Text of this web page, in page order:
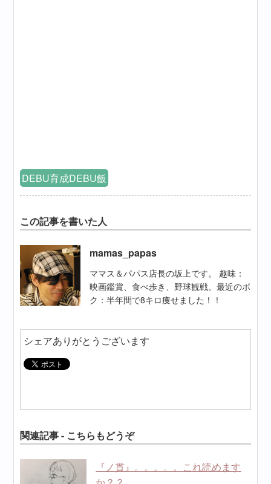
DEBU育成DEBU飯
この記事を書いた人
mamas_papas
ママス＆パパス店長の坂上です。 趣味：
映画鑑賞、食べ歩き、野球観戦。最近のボ
ク：半年間で8キロ痩せました！！
シェアありがとうございます
関連記事 - こちらもどうぞ
『ノ貫』。。。。。これ読めます